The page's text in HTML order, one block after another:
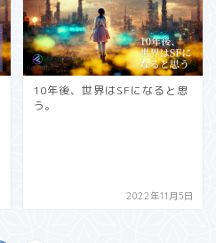
10年後、世界はSFになると思
う。
2022年11月5日